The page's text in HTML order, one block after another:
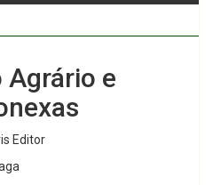
e
Editor